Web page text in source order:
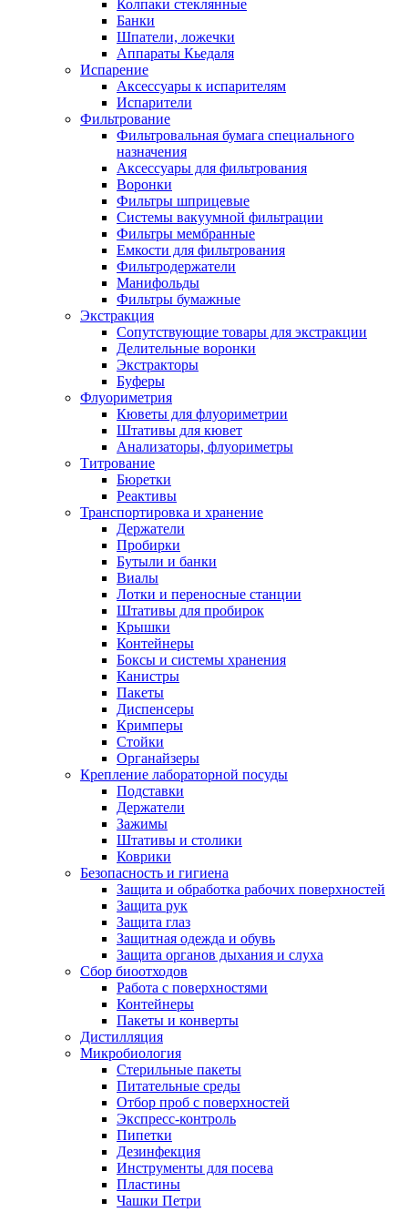
Колпаки стеклянные
Банки
Шпатели, ложечки
Аппараты Кьедаля
Испарение
Аксессуары к испарителям
Испарители
Фильтрование
Фильтровальная бумага специального
назначения
Аксессуары для фильтрования
Воронки
Фильтры шприцевые
Системы вакуумной фильтрации
Фильтры мембранные
Емкости для фильтрования
Фильтродержатели
Манифольды
Фильтры бумажные
Экстракция
Сопутствующие товары для экстракции
Делительные воронки
Экстракторы
Буферы
Флуориметрия
Кюветы для флуориметрии
Штативы для кювет
Анализаторы, флуориметры
Титрование
Бюретки
Реактивы
Транспортировка и хранение
Держатели
Пробирки
Бутыли и банки
Виалы
Лотки и переносные станции
Штативы для пробирок
Крышки
Контейнеры
Боксы и системы хранения
Канистры
Пакеты
Диспенсеры
Кримперы
Стойки
Органайзеры
Крепление лабораторной посуды
Подставки
Держатели
Зажимы
Штативы и столики
Коврики
Безопасность и гигиена
Защита и обработка рабочих поверхностей
Защита рук
Защита глаз
Защитная одежда и обувь
Защита органов дыхания и слуха
Сбор биоотходов
Работа с поверхностями
Контейнеры
Пакеты и конверты
Дистилляция
Микробиология
Стерильные пакеты
Питательные среды
Отбор проб с поверхностей
Экспресс-контроль
Пипетки
Дезинфекция
Инструменты для посева
Пластины
Чашки Петри